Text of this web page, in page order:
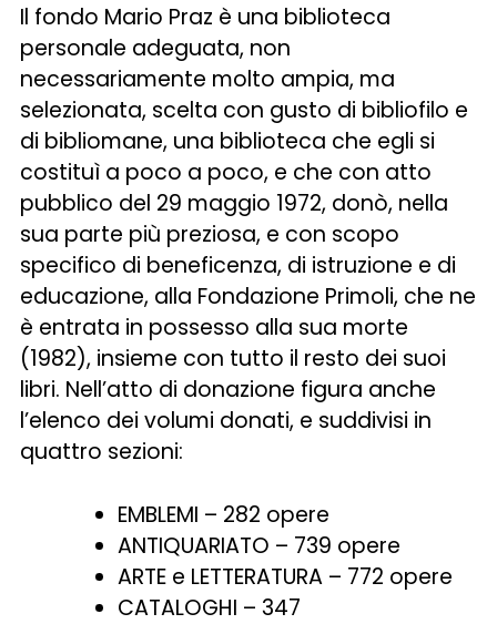
Il fondo Mario Praz è una biblioteca
personale adeguata, non
necessariamente molto ampia, ma
selezionata, scelta con gusto di bibliofilo e
di bibliomane, una biblioteca che egli si
costituì a poco a poco, e che con atto
pubblico del 29 maggio 1972, donò, nella
sua parte più preziosa, e con scopo
specifico di beneficenza, di istruzione e di
educazione, alla Fondazione Primoli, che ne
è entrata in possesso alla sua morte
(1982), insieme con tutto il resto dei suoi
libri. Nell’atto di donazione figura anche
l’elenco dei volumi donati, e suddivisi in
quattro sezioni:
EMBLEMI – 282 opere
ANTIQUARIATO – 739 opere
ARTE e LETTERATURA – 772 opere
CATALOGHI – 347